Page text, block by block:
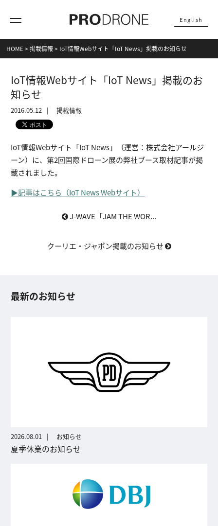
English
HOME>掲載情報 > IoT情報Webサイト「IoT News」掲載のお知らせ
IoT情報Webサイト「IoT News」掲載のお
知らせ
2016.05.12 掲載情報
IoT情報Webサイト「IoT News」（運営：株式会社アールジ
ーン）に、第2回国際ドローン展の弊社ブース取材記事が掲
載されました。
▶記事はこちら（IoT News Webサイト）
J-WAVE「JAM THE WOR...
クーリエ・ジャポン掲載のお知らせ
最新のお知らせ
2026.08.01 お知らせ
夏季休業のお知らせ